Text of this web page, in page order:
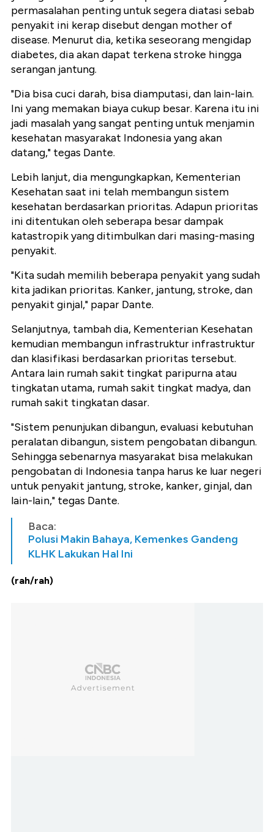
permasalahan penting untuk segera diatasi sebab
penyakit ini kerap disebut dengan mother of
disease. Menurut dia, ketika seseorang mengidap
diabetes, dia akan dapat terkena stroke hingga
serangan jantung.
"Dia bisa cuci darah, bisa diamputasi, dan lain-lain.
Ini yang memakan biaya cukup besar. Karena itu ini
jadi masalah yang sangat penting untuk menjamin
kesehatan masyarakat Indonesia yang akan
datang," tegas Dante.
Lebih lanjut, dia mengungkapkan, Kementerian
Kesehatan saat ini telah membangun sistem
kesehatan berdasarkan prioritas. Adapun prioritas
ini ditentukan oleh seberapa besar dampak
katastropik yang ditimbulkan dari masing-masing
penyakit.
"Kita sudah memilih beberapa penyakit yang sudah
kita jadikan prioritas. Kanker, jantung, stroke, dan
penyakit ginjal," papar Dante.
Selanjutnya, tambah dia, Kementerian Kesehatan
kemudian membangun infrastruktur infrastruktur
dan klasifikasi berdasarkan prioritas tersebut.
Antara lain rumah sakit tingkat paripurna atau
tingkatan utama, rumah sakit tingkat madya, dan
rumah sakit tingkatan dasar.
"Sistem penunjukan dibangun, evaluasi kebutuhan
peralatan dibangun, sistem pengobatan dibangun.
Sehingga sebenarnya masyarakat bisa melakukan
pengobatan di Indonesia tanpa harus ke luar negeri
untuk penyakit jantung, stroke, kanker, ginjal, dan
lain-lain," tegas Dante.
Baca:
Polusi Makin Bahaya, Kemenkes Gandeng
KLHK Lakukan Hal Ini
(rah/rah)